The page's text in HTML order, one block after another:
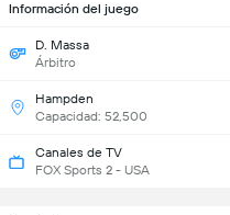
Información del juego
D. Massa
Árbitro
Hampden
Capacidad: 52,500
Canales de TV
FOX Sports 2 - USA